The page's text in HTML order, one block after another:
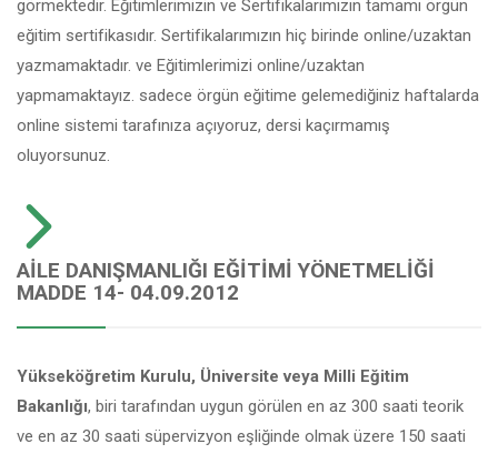
görmektedir. Eğitimlerimizin ve Sertifikalarımızın tamamı örgün
eğitim sertifikasıdır. Sertifikalarımızın hiç birinde online/uzaktan
yazmamaktadır. ve Eğitimlerimizi online/uzaktan
yapmamaktayız. sadece örgün eğitime gelemediğiniz haftalarda
online sistemi tarafınıza açıyoruz, dersi kaçırmamış
oluyorsunuz.
AILE DANIŞMANLIĞI EĞITIMI YÖNETMELIĞI
MADDE 14- 04.09.2012
Yükseköğretim Kurulu, Üniversite veya Milli Eğitim
Bakanlığı, biri tarafından uygun görülen en az 300 saati teorik
ve en az 30 saati süpervizyon eşliğinde olmak üzere 150 saati